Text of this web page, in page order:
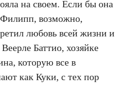
на своем. Если бы она
Филипп, возможно,
любовь всей жизни и
Баттио, хозяйке
которую все в
как Куки, с тех пор